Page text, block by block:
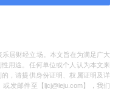
本为50万元，由洪
75%、15%、
居财经立场。本文旨在为满足广大
用途。任何单位或个人认为本文来
，请提供身份证明、权属证明及详
或发邮件至【ljcj@leju.com】，我们